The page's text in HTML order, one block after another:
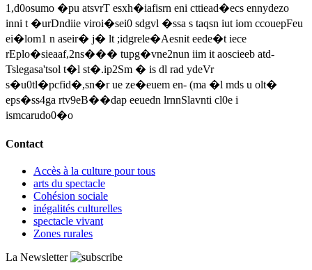
1,d0osumo �pu atsvrT esxh�iafisrn eni cttiead�ecs ennydezo
inni t �urDndiie viroi�sei0 sdgvl �ssa s taqsn iut iom ccouepFeu
ei�lom1 n aseir� j� lt ;idgrele�Aesnit eede�t iece
rEplo�sieaaf,2ns��� tupg�vne2nun iim it aoscieeb atd-
Tslegasa'tsol t�l st�.ip2Sm � is dl rad ydeVr
s�u0tl�pcfid�,sn�r ue ze�euem en- (ma �l mds u olt�
eps�ss4ga rtv9eB��dap eeuedn lrnnSlavnti cl0e i
ismcarudo0�o
Contact
Accès à la culture pour tous
arts du spectacle
Cohésion sociale
inégalités culturelles
spectacle vivant
Zones rurales
La Newsletter